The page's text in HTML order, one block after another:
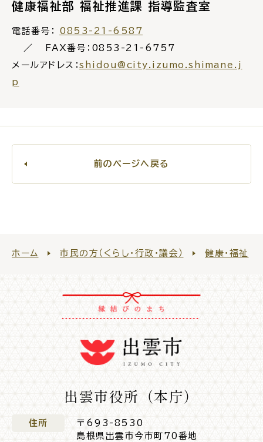
健康福祉部 福祉推進課 指導監査室
電話番号： 0853-21-6587
FAX番号：0853-21-6757
メールアドレス： shidou@city.izumo.shimane.j
p
前のページへ戻る
ホーム 市民の方（くらし・行政・議会） 健康・福祉
出雲市役所（本庁）
住所
〒693-8530
島根県出雲市今市町70番地